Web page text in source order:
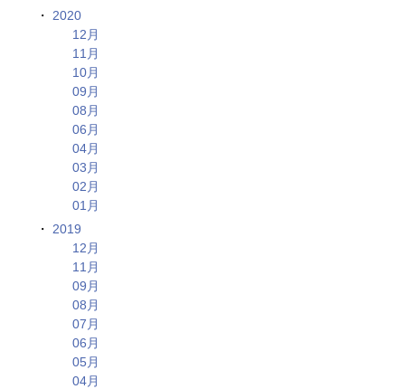
2020
12月
11月
10月
09月
08月
06月
04月
03月
02月
01月
2019
12月
11月
09月
08月
07月
06月
05月
04月